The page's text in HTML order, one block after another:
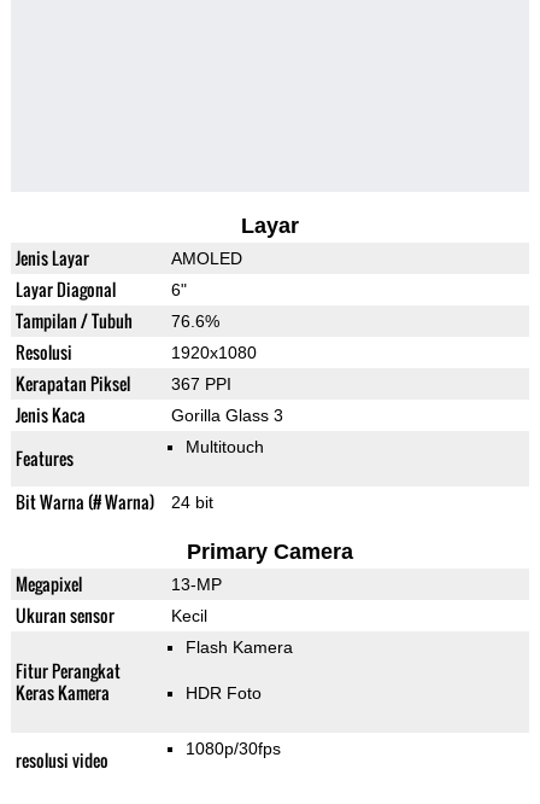
Layar
Jenis Layar AMOLED
Layar Diagonal 6"
Tampilan / Tubuh 76.6%
Resolusi 1920x1080
Kerapatan Piksel 367 PPI
Jenis Kaca Gorilla Glass 3
Features Multitouch
Bit Warna (# Warna) 24 bit
Primary Camera
Megapixel 13-MP
Ukuran sensor Kecil
Fitur Perangkat
Keras Kamera
Flash Kamera
HDR Foto
resolusi video 1080p/30fps